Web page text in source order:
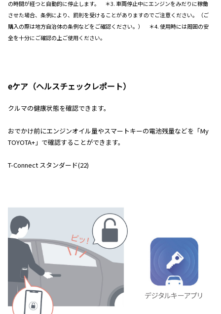
の時間が経つと自動的に停止します。 ＊3. 車両停止中にエンジンをみだりに稼働
させた場合、条例により、罰則を受けることがありますのでご注意ください。（ご
購入の際は地方自治体の条例などをご確認ください。） ＊4. 使用時には周囲の安
全を十分にご確認の上ご使用ください。
eケア（ヘルスチェックレポート）
クルマの健康状態を確認できます。
おでかけ前にエンジンオイル量やスマートキーの電池残量などを「My
TOYOTA+」で確認することができます。
T-Connect スタンダード(22)